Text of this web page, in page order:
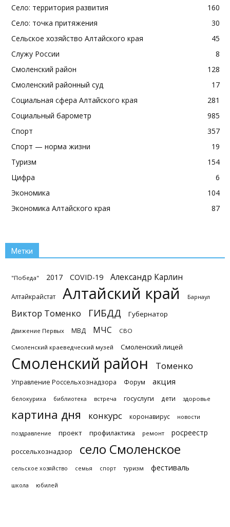
Село: территория развития
160
Село: точка притяжения
30
Сельское хозяйство Алтайского края
45
Служу России
8
Смоленский район
128
Смоленский районный суд
17
Социальная сфера Алтайского края
281
Социальный барометр
985
Спорт
357
Спорт — норма жизни
19
Туризм
154
Цифра
6
Экономика
104
Экономика Алтайского края
87
Метки
"Победа" 2017 COVID-19 Александр Карлин
Алтайкрайстат Алтайский край Барнаул
Виктор Томенко ГИБДД Губернатор
Движение Первых МВД МЧС СВО
Смоленский краеведческий музей Смоленский лицей
Смоленский район Томенко
Управление Россельхознадзора Форум акция
белокуриха библиотека встреча госуслуги дети здоровье
картина дня конкурс коронавирус новости
поздравление проект профилактика ремонт росреестр
россельхознадзор село Смоленское
сельское хозяйство семья спорт туризм фестиваль
школа юбилей